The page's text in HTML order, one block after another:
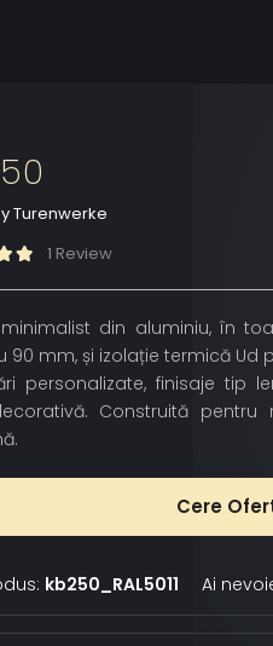
Turenwerke
1 Review
din aluminiu, în
90 mm, și izolație termică Ud
personalizate, finisaje tip
Construită pentru
Cere
kb250_RAL5011 Ai